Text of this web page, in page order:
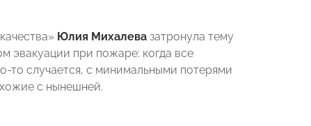
Юлия Михалева затронула тему
эвакуации при пожаре: когда все
то случается, с минимальными потерями
с нынешней.